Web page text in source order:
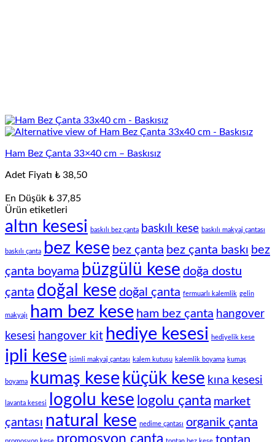
Ham Bez Çanta 33×40 cm – Baskısız
Adet Fiyatı ₺ 38,50
En Düşük ₺ 37,85
Ürün etiketleri
altın kesesi baskılı bez çanta baskılı kese baskılı makyaj çantası
baskılı çanta bez kese bez çanta bez çanta baskı bez
çanta boyama büzgülü kese doğa dostu
çanta doğal kese doğal çanta fermuarlı kalemlik gelin
makyajı ham bez kese ham bez çanta hangover
kesesi hangover kit hediye kesesi hediyelik kese
ipli kese isimli makyaj çantası kalem kutusu kalemlik boyama kumaş
boyama kumaş kese küçük kese kına kesesi
lavanta kesesi logolu kese logolu çanta market
çantası natural kese nedime çantası organik çanta
promosyon çanta
toptan